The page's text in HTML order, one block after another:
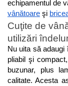
echipamentul de
vânătoare şi
Cuţite de
utilizări
Nu uita să
pliabil şi
buzunar, plus
calitate. Acesta